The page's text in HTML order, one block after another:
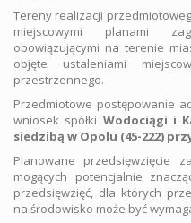
Tereny realizacji
miejscowymi planami
obowiązującymi na terenie
objęte ustaleniami
przestrzennego.
Przedmiotowe postępowanie
wniosek spółki Wodociągi i
siedzibą w Opolu (45-222)
Planowane przedsięwzięcie
mogących potencjalnie
przedsięwzięć, dla których
na środowisko może być